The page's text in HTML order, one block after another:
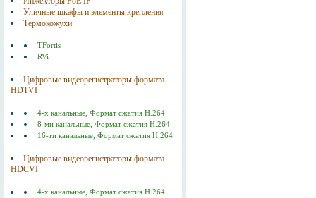
Уличные шкафы и элементы крепления
Термокожухи
TFortis
RVi
Цифровые видеорегистраторы формата
HDTVI
4-х канальные, Формат сжатия Н.264
8-ми канальные, Формат сжатия Н.264
16-ти канальные, Формат сжатия Н.264
Цифровые видеорегистраторы формата
HDCVI
4-х канальные, Формат сжатия Н.264